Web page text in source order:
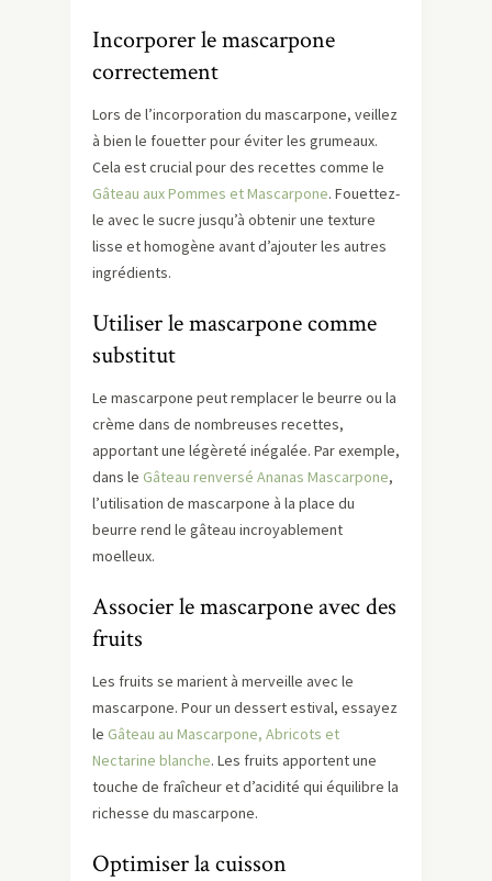
Incorporer le mascarpone
correctement
Lors de l’incorporation du mascarpone, veillez
à bien le fouetter pour éviter les grumeaux.
Cela est crucial pour des recettes comme le
Gâteau aux Pommes et Mascarpone. Fouettez-
le avec le sucre jusqu’à obtenir une texture
lisse et homogène avant d’ajouter les autres
ingrédients.
Utiliser le mascarpone comme
substitut
Le mascarpone peut remplacer le beurre ou la
crème dans de nombreuses recettes,
apportant une légèreté inégalée. Par exemple,
dans le Gâteau renversé Ananas Mascarpone,
l’utilisation de mascarpone à la place du
beurre rend le gâteau incroyablement
moelleux.
Associer le mascarpone avec des
fruits
Les fruits se marient à merveille avec le
mascarpone. Pour un dessert estival, essayez
le Gâteau au Mascarpone, Abricots et
Nectarine blanche. Les fruits apportent une
touche de fraîcheur et d’acidité qui équilibre la
richesse du mascarpone.
Optimiser la cuisson